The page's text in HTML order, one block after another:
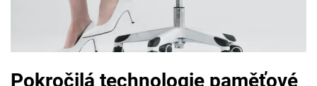
Pokročilá technologie paměťové